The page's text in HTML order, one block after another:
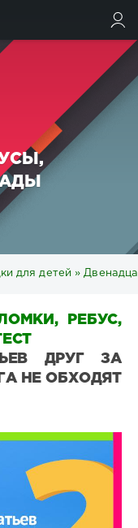
для детей »
РЕБУС,
ДРУГ ЗА
НЕ ОБХОДЯТ